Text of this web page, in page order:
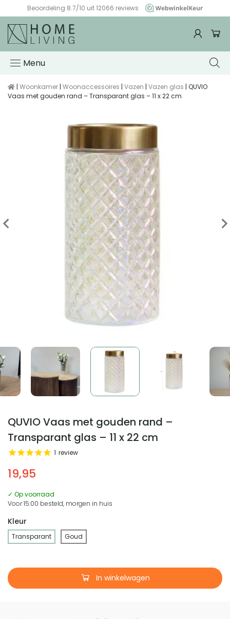
Beoordeling 8.7/10 uit 12066 reviews
WebwinkelKeur
Menu
| Woonkamer | Woonaccessoires | Vazen | Vazen glas | QUVIO
Vaas met gouden rand – Transparant glas – 11 x 22 cm
QUVIO Vaas met gouden rand –
Transparant glas – 11 x 22 cm
19,95
1 review
✓ Op voorraad
Voor 15:00 besteld, morgen in huis
Kleur
Transparant Goud
In winkelwagen